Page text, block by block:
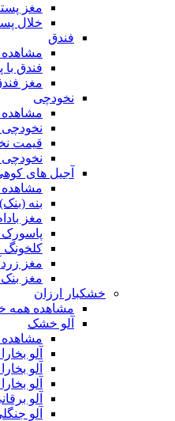
مغز
خلال
فندق
مشاهده
فندق
مغز
نخودچی
قیمت
آجیل های
بنه
مغز
پاسورک
کلخونگ
مغز
مغز
خشکبار ارزان
مشاهده همه
آلو خشک
آلو
آلو
آلو
آلو
آلو